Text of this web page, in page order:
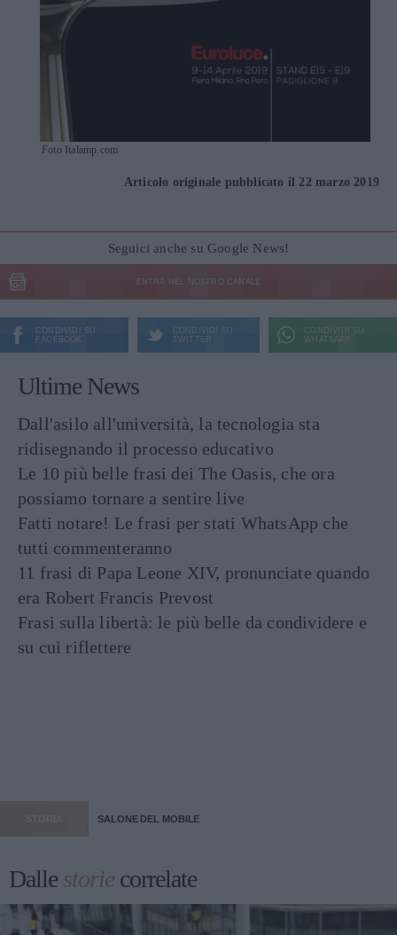
Foto Italamp.com
Articolo originale pubblicato il 22 marzo 2019
Seguici anche su Google News!
ENTRA NEL NOSTRO CANALE
CONDIVIDI SU
FACEBOOK
CONDIVIDI SU
TWITTER
CONDIVIDI SU
WHATSAPP
Ultime News
Dall'asilo all'università, la tecnologia sta
ridisegnando il processo educativo
Le 10 più belle frasi dei The Oasis, che ora
possiamo tornare a sentire live
Fatti notare! Le frasi per stati WhatsApp che
tutti commenteranno
11 frasi di Papa Leone XIV, pronunciate quando
era Robert Francis Prevost
Frasi sulla libertà: le più belle da condividere e
su cui riflettere
SALONE DEL MOBILE
Dallestoriecorrelate